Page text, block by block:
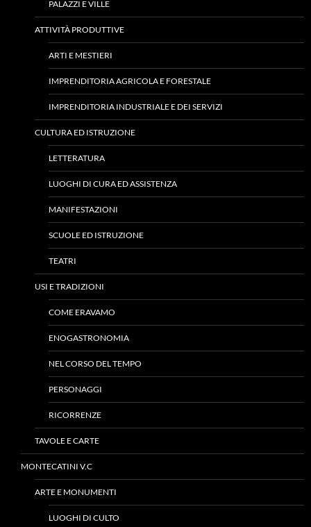
PALAZZI E VILLE
ATTIVITÀ PRODUTTIVE
ARTI E MESTIERI
IMPRENDITORIA AGRICOLA E FORESTALE
IMPRENDITORIA INDUSTRIALE E DEI SERVIZI
CULTURA ED ISTRUZIONE
LETTERATURA
LUOGHI DI CURA ED ASSISTENZA
MANIFESTAZIONI
SCUOLE ED ISTRUZIONE
TEATRI
USI E TRADIZIONI
COME ERAVAMO
ENOGASTRONOMIA
NEL CORSO DEL TEMPO
PERSONAGGI
RICORRENZE
TAVOLE E CARTE
MONTECATINI V.C
ARTE E MONUMENTI
LUOGHI DI CULTO